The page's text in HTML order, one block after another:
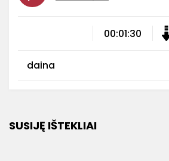
00:01:30
daina
SUSIJĘ IŠTEKLIAI